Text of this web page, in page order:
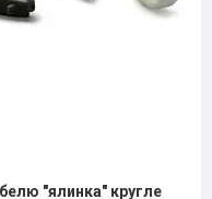
"ялинка" кругле